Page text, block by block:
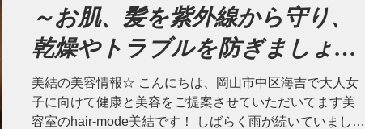
～お肌、髪を紫外線から守り、
乾燥やトラブルを防ぎましょ
う！～
美結の美容情報☆ こんにちは、岡山市中区海吉で大人女
子に向けて健康と美容をご提案させていただいてます美
容室のhair-mode美結です！ しばらく雨が続いていました